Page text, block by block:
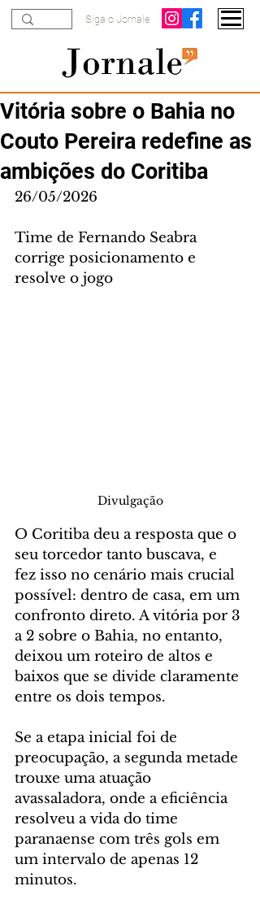
Siga o Jornale
Vitória sobre o Bahia no
Couto Pereira redefine as
ambições do Coritiba
26/05/2026
Time de Fernando Seabra
corrige posicionamento e
resolve o jogo
Divulgação
O Coritiba deu a resposta que o
seu torcedor tanto buscava, e
fez isso no cenário mais crucial
possível: dentro de casa, em um
confronto direto. A vitória por 3
a 2 sobre o Bahia, no entanto,
deixou um roteiro de altos e
baixos que se divide claramente
entre os dois tempos.
Se a etapa inicial foi de
preocupação, a segunda metade
trouxe uma atuação
avassaladora, onde a eficiência
resolveu a vida do time
paranaense com três gols em
um intervalo de apenas 12
minutos.